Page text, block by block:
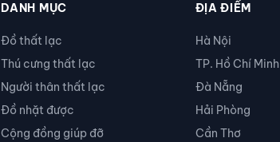
DANH MỤC
Đồ thất lạc
Thú cưng thất lạc
Người thân thất lạc
Đồ nhặt được
Cộng đồng giúp đỡ
ĐỊA ĐIỂM
Hà Nội
TP. Hồ Chí Minh
Đà Nẵng
Hải Phòng
Cần Thơ